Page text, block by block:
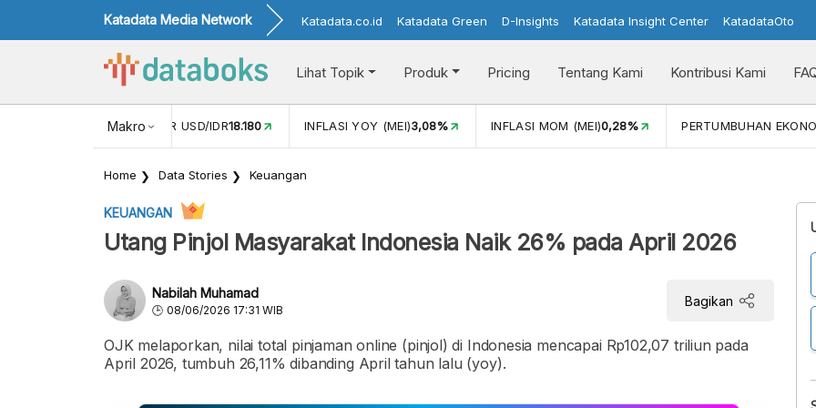
Katadata Media Network Katadata.co.id Katadata Green D-Insights Katadata Insight Center KatadataOto
Lihat Topik Produk Pricing Tentang Kami Kontribusi Kami
Makro
NILAI TUKAR USD/IDR18.180 INFLASI YOY (MEI)3,08% INFLASI MOM (MEI)0,28% PERTUMBUHAN
Home Data Stories Keuangan
KEUANGAN
Utang Pinjol Masyarakat Indonesia Naik 26% pada April 2026
Nabilah Muhamad
08/06/2026 17:31 WIB
Bagikan
OJK melaporkan, nilai total pinjaman online (pinjol) di Indonesia mencapai Rp102,07 triliun pada
April 2026, tumbuh 26,11% dibanding April tahun lalu (yoy).